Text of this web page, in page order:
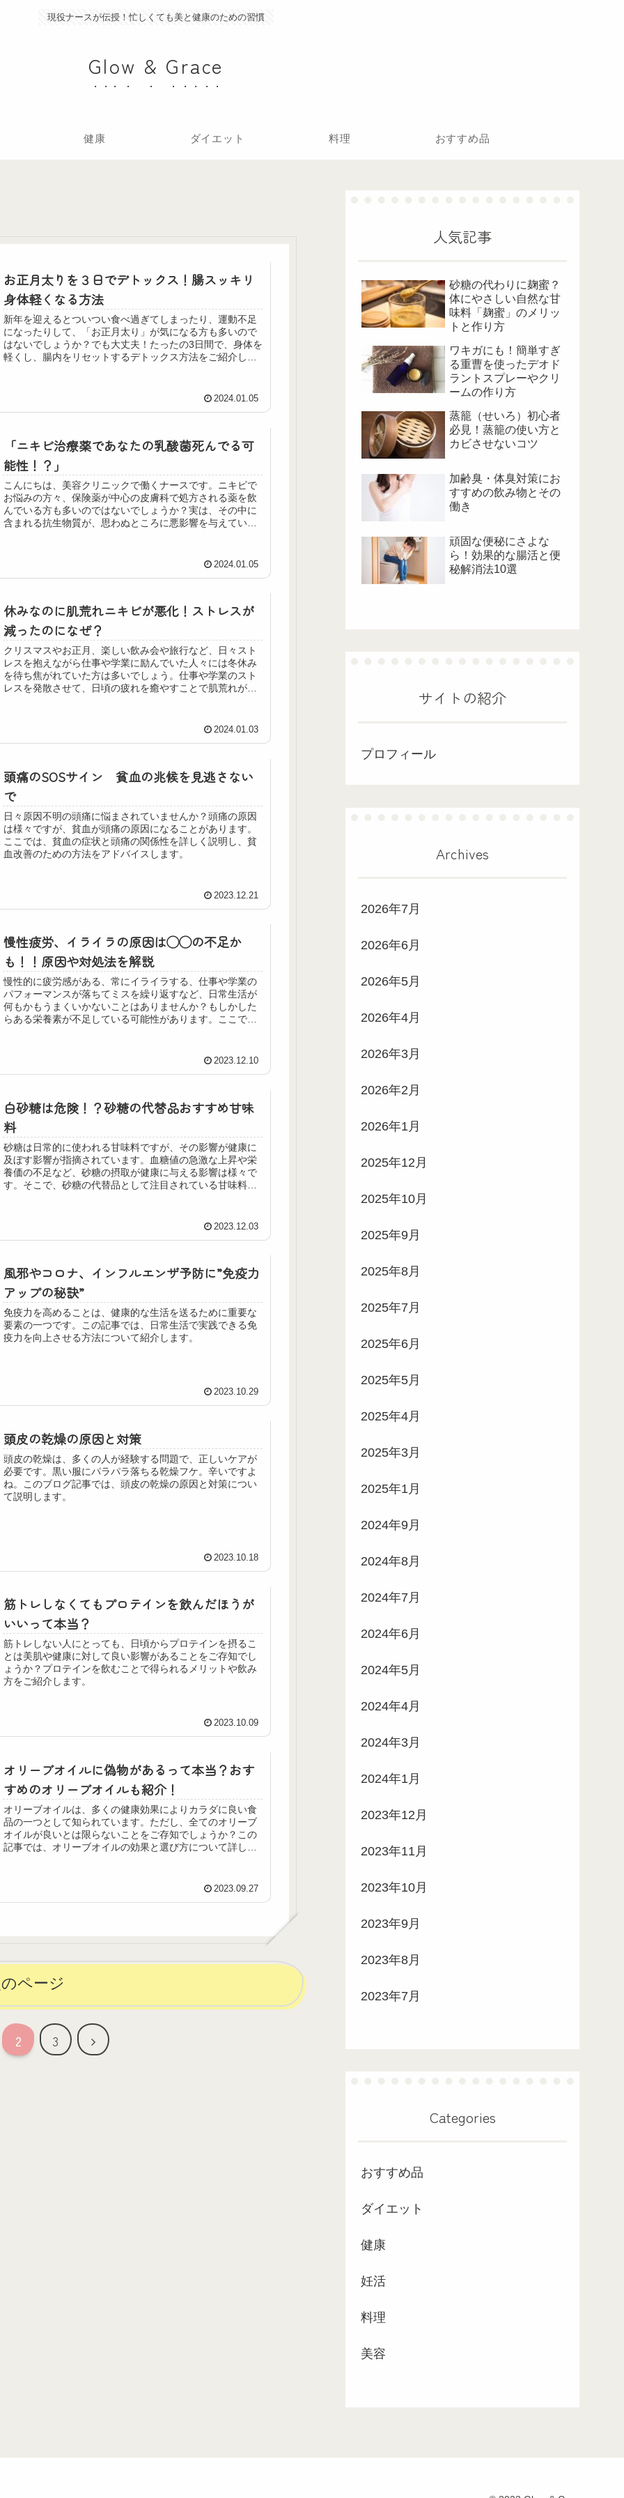
現役ナースが伝授！忙しくても美と健康のための習慣
Glow & Grace
健康 ダイエット 料理 おすすめ品
お正月太りを３日でデトックス！腸スッキリ
身体軽くなる方法
新年を迎えるとついつい食べ過ぎてしまったり、運動不足
になったりして、「お正月太り」が気になる方も多いので
はないでしょうか？でも大丈夫！たったの3日間で、身体を
軽くし、腸内をリセットするデトックス方法をご紹介しま
2024.01.05
「ニキビ治療薬であなたの乳酸菌死んでる可
能性！？」
こんにちは、美容クリニックで働くナースです。ニキビで
お悩みの方々、保険薬が中心の皮膚科で処方される薬を飲
んでいる方も多いのではないでしょうか？実は、その中に
含まれる抗生物質が、思わぬところに悪影響を与えている
2024.01.05
休みなのに肌荒れニキビが悪化！ストレスが
減ったのになぜ？
クリスマスやお正月、楽しい飲み会や旅行など、日々スト
レスを抱えながら仕事や学業に励んでいた人々には冬休み
を待ち焦がれていた方は多いでしょう。仕事や学業のスト
レスを発散させて、日頃の疲れを癒やすことで肌荒れが落
2024.01.03
頭痛のSOSサイン 貧血の兆候を見逃さない
で
日々原因不明の頭痛に悩まされていませんか？頭痛の原因
は様々ですが、貧血が頭痛の原因になることがあります。
ここでは、貧血の症状と頭痛の関係性を詳しく説明し、貧
血改善のための方法をアドバイスします。
2023.12.21
慢性疲労、イライラの原因は◯◯の不足か
も！！原因や対処法を解説
慢性的に疲労感がある、常にイライラする、仕事や学業の
パフォーマンスが落ちてミスを繰り返すなど、日常生活が
何もかもうまくいかないことはありませんか？もしかした
らある栄養素が不足している可能性があります。ここで
2023.12.10
白砂糖は危険！？砂糖の代替品おすすめ甘味
料
砂糖は日常的に使われる甘味料ですが、その影響が健康に
及ぼす影響が指摘されています。血糖値の急激な上昇や栄
養価の不足など、砂糖の摂取が健康に与える影響は様々で
す。そこで、砂糖の代替品として注目されている甘味料の
2023.12.03
風邪やコロナ、インフルエンザ予防に”免疫力
アップの秘訣”
免疫力を高めることは、健康的な生活を送るために重要な
要素の一つです。この記事では、日常生活で実践できる免
疫力を向上させる方法について紹介します。
2023.10.29
頭皮の乾燥の原因と対策
頭皮の乾燥は、多くの人が経験する問題で、正しいケアが
必要です。黒い服にパラパラ落ちる乾燥フケ。辛いですよ
ね。このブログ記事では、頭皮の乾燥の原因と対策につい
て説明します。
2023.10.18
筋トレしなくてもプロテインを飲んだほうが
いいって本当？
筋トレしない人にとっても、日頃からプロテインを摂るこ
とは美肌や健康に対して良い影響があることをご存知でし
ょうか？プロテインを飲むことで得られるメリットや飲み
方をご紹介します。
2023.10.09
オリーブオイルに偽物があるって本当？おす
すめのオリーブオイルも紹介！
オリーブオイルは、多くの健康効果によりカラダに良い食
品の一つとして知られています。ただし、全てのオリーブ
オイルが良いとは限らないことをご存知でしょうか？この
記事では、オリーブオイルの効果と選び方について詳しく
2023.09.27
ページ
2 3
次
人気記事
砂糖の代わりに麹蜜？
体にやさしい自然な甘
味料「麹蜜」のメリッ
トと作り方
ワキガにも！簡単すぎ
る重曹を使ったデオド
ラントスプレーやクリ
ームの作り方
蒸籠（せいろ）初心者
必見！蒸籠の使い方と
カビさせないコツ
加齢臭・体臭対策にお
すすめの飲み物とその
働き
頑固な便秘にさよな
ら！効果的な腸活と便
秘解消法10選
サイトの紹介
プロフィール
Archives
2026年7月
2026年6月
2026年5月
2026年4月
2026年3月
2026年2月
2026年1月
2025年12月
2025年10月
2025年9月
2025年8月
2025年7月
2025年6月
2025年5月
2025年4月
2025年3月
2025年1月
2024年9月
2024年8月
2024年7月
2024年6月
2024年5月
2024年4月
2024年3月
2024年1月
2023年12月
2023年11月
2023年10月
2023年9月
2023年8月
2023年7月
Categories
おすすめ品
ダイエット
健康
妊活
料理
美容